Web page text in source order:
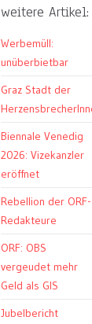
weitere Artikel:
Werbemüll:
unüberbietbar
Graz Stadt der
Biennale Venedig
2026: Vizekanzler
eröffnet
Rebellion der ORF-
Redakteure
ORF: OBS
vergeudet mehr
Geld als GIS
Jubelbericht